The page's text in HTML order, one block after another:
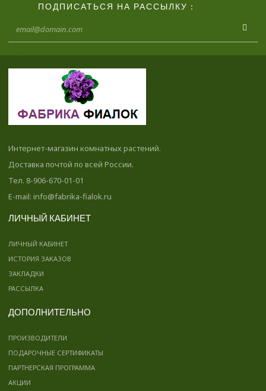
ПОДПИСАТЬСЯ НА РАССЫЛКУ :
Интернет-магазин комнатных растений.
Доставка почтой по всей России.
Тел. 8-906-670-01-01
E-mail: info@fabrika-fialok.ru
ЛИЧНЫЙ КАБИНЕТ
ЛИЧНЫЙ КАБИНЕТ
ИСТОРИЯ ЗАКАЗОВ
ЗАКЛАДКИ
РАССЫЛКА
ДОПОЛНИТЕЛЬНО
ПРОИЗВОДИТЕЛИ
ПОДАРОЧНЫЕ СЕРТИФИКАТЫ
ПАРТНЕРСКАЯ ПРОГРАММА
АКЦИИ